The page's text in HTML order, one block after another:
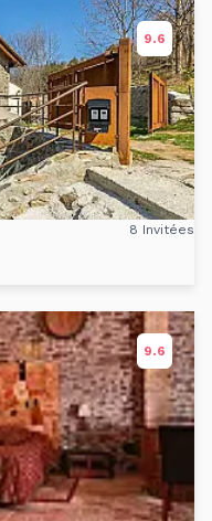
9.6
8 Invitées
9.6